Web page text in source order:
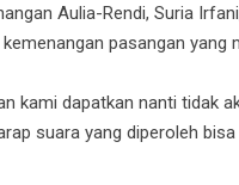
Aulia-Rendi, Suria
pasangan yang
kami dapatkan nanti tidak
suara yang diperoleh